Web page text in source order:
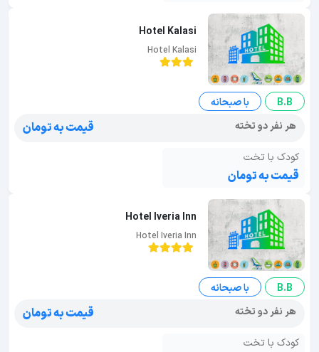
Hotel Kalasi
Hotel Kalasi
B.B
با صبحانه
هر نفر دو تخته
قیمت به تومان
کودک با تخت
قیمت به تومان
Hotel Iveria Inn
Hotel Iveria Inn
B.B
با صبحانه
هر نفر دو تخته
قیمت به تومان
کودک با تخت